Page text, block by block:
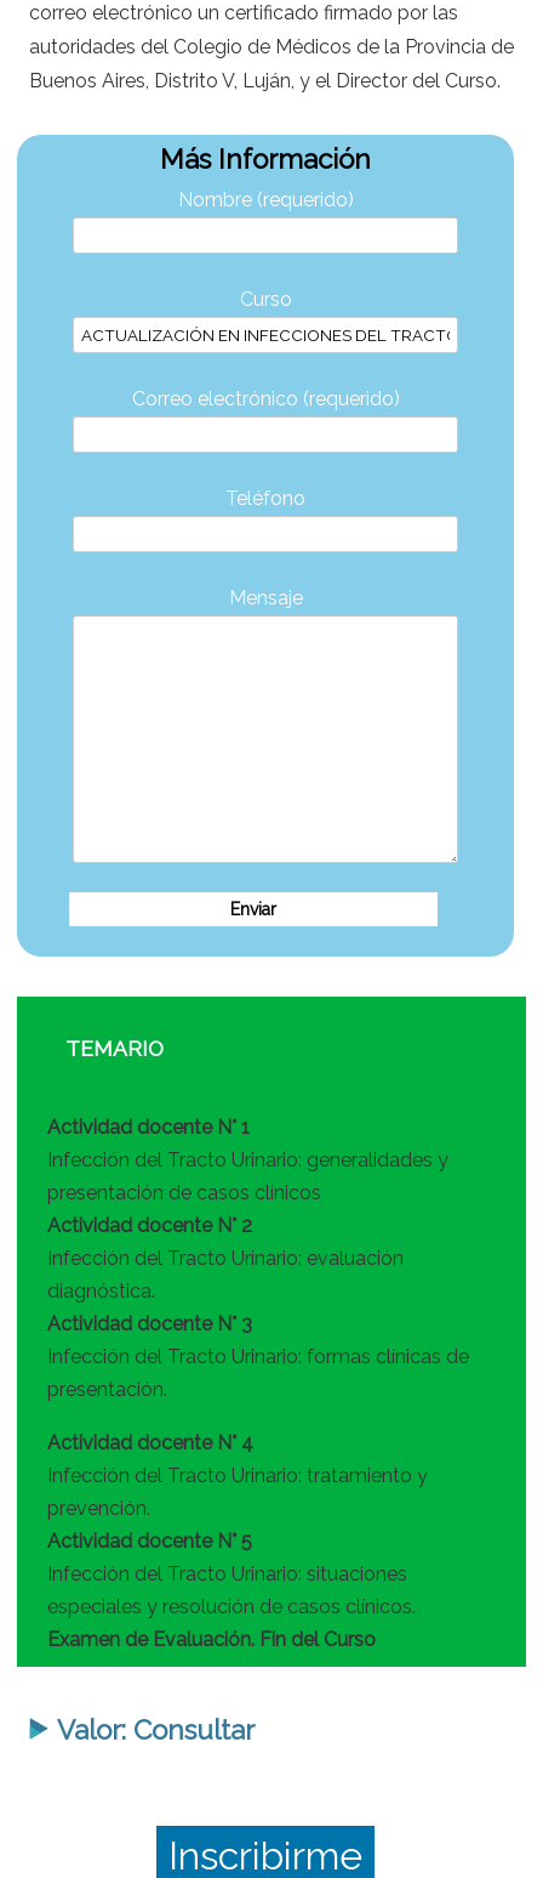
correo electrónico un certificado firmado por las
autoridades del Colegio de Médicos de la Provincia de
Buenos Aires, Distrito V, Luján, y el Director del Curso.
Más Información
Nombre (requerido)
Curso
Correo electrónico (requerido)
Teléfono
Mensaje
TEMARIO
Actividad docente N° 1
Infección del Tracto Urinario: generalidades y
presentación de casos clínicos
Actividad docente N° 2
Infección del Tracto Urinario: evaluación
diagnóstica.
Actividad docente N° 3
Infección del Tracto Urinario: formas clínicas de
presentación.
Actividad docente N° 4
Infección del Tracto Urinario: tratamiento y
prevención.
Actividad docente N° 5
Infección del Tracto Urinario: situaciones
especiales y resolución de casos clínicos.
Examen de Evaluación. Fin del Curso
Valor: Consultar
Inscribirme